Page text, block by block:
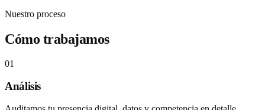
Nuestro proceso
Cómo trabajamos
01
Análisis